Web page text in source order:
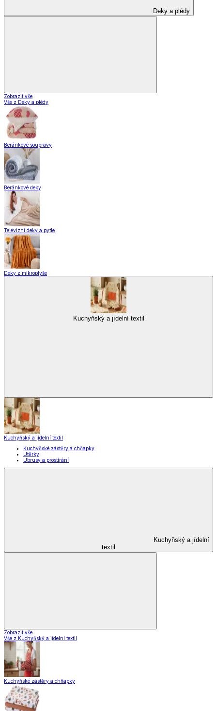
Deky a plédy
Zobrazit vše
Vše z Deky a plédy
Beránkové soupravy
Beránkové deky
Televizní deky a pytle
Deky z mikroplyše
Kuchyňský a jídelní textil
Kuchyňský a jídelní textil
Kuchyňské zástěry a chňapky
Utěrky
Ubrusy a prostírání
Kuchyňský a jídelní
textil
Zobrazit vše
Vše z Kuchyňský a jídelní textil
Kuchyňské zástěry a chňapky